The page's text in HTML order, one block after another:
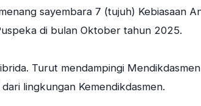
sayembara 7 (tujuh) Kebiasaan
di bulan Oktober tahun 2025.
Turut mendampingi Mendikdasmen
lingkungan Kemendikdasmen.